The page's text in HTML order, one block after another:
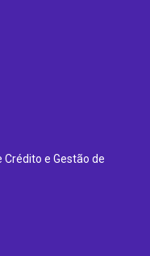
e Gestão de